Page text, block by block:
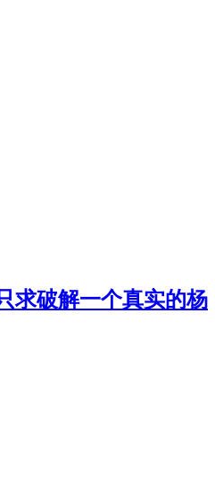
求破解一个真实的杨